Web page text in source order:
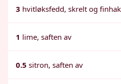
3 hvitløksfedd, skrelt og
1 lime, saften av
0.5 sitron, saften av